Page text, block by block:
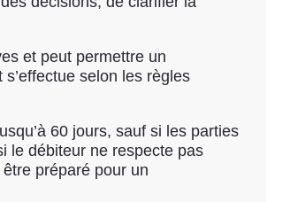
et peut permettre un
selon les règles
60 jours, sauf si les parties
le débiteur ne respecte pas
préparé pour un